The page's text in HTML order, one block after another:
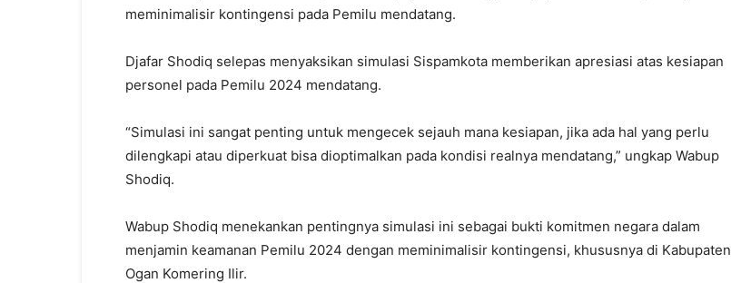
meminimalisir kontingensi pada Pemilu mendatang.
Djafar Shodiq selepas menyaksikan simulasi Sispamkota memberikan apresiasi atas kesiapan
personel pada Pemilu 2024 mendatang.
“Simulasi ini sangat penting untuk mengecek sejauh mana kesiapan, jika ada hal yang perlu
dilengkapi atau diperkuat bisa dioptimalkan pada kondisi realnya mendatang,” ungkap Wabup
Shodiq.
Wabup Shodiq menekankan pentingnya simulasi ini sebagai bukti komitmen negara dalam
menjamin keamanan Pemilu 2024 dengan meminimalisir kontingensi, khususnya di Kabupaten
Ogan Komering Ilir.